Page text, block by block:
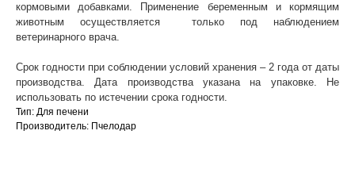
кормовыми добавками. Применение беременным и кормящим
животным осуществляется только под наблюдением
ветеринарного врача.
Срок годности при соблюдении условий хранения – 2 года от даты
производства. Дата производства указана на упаковке. Не
использовать по истечении срока годности.
Тип: Для печени
Производитель: Пчелодар